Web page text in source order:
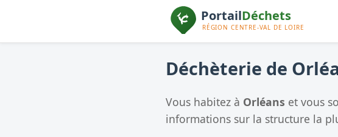
Déchèterie de
Vous habitez à Orléans et vous
informations sur la structure la